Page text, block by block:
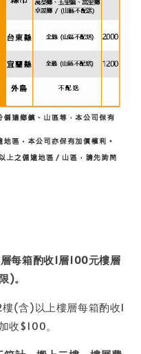
每箱酌收1層100元樓層
)。
樓(含)以上樓層每箱酌收1
收$100。